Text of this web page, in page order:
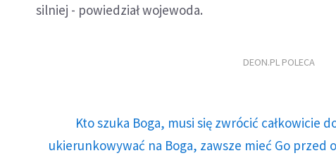
silniej - powiedział wojewoda.
DEON.PL POLECA
Kto szuka Boga, musi się zwrócić całkowicie
ukierunkowywać na Boga, zawsze mieć Go przed